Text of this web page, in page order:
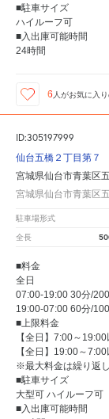
■駐車サイズ
ハイルーフ可
■入出庫可能時間
24時間
6 人がお気に入
ID:305197999
仙台五橋２丁目第７
宮城県仙台市青葉区
宮城県仙台市青葉区
駐車場形式
全長
■料金
全日
07:00-19:00 30分/
19:00-07:00 60分/
■上限料金
【全日】7:00～
【全日】19:00～
※最大料金は繰り返
■駐車サイズ
大型可 ハイルーフ可
■入出庫可能時間